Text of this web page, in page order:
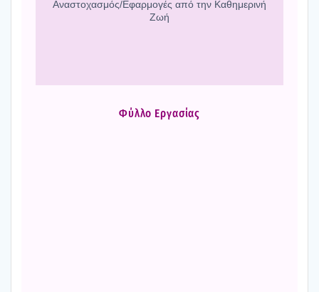
Αναστοχασμός/Εφαρμογές από την Καθη­με­ρι­νή
Ζωή
Φύλ­λο Εργα­σί­ας